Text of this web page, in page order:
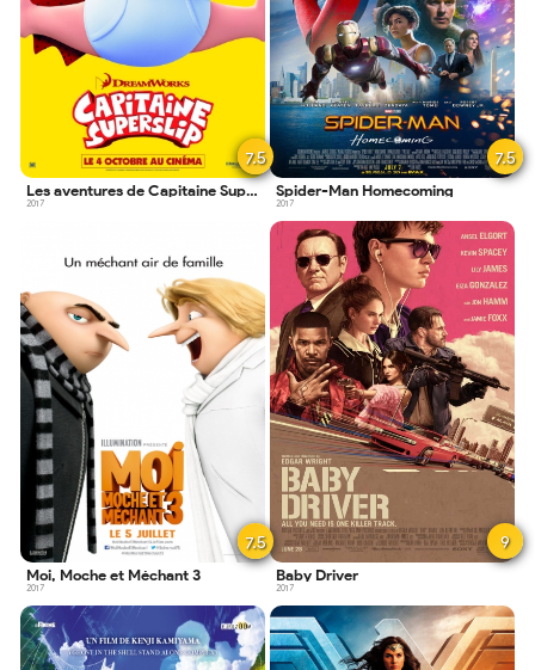
7.5
Les aventures de Capitaine Superslip
2017
7.5
Spider-Man Homecoming
2017
7.5
Moi, Moche et Méchant 3
2017
9
Baby Driver
2017